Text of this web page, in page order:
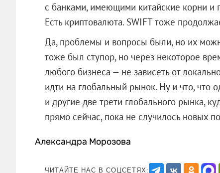
с банками, имеющими китайские корни и
Есть криптовалюта. SWIFT тоже
Да, проблемы и вопросы были, но их
тоже был ступор, но через некоторое
любого бизнеса — не зависеть от
идти на глобальный рынок. Ну и что, что
и другие две трети глобального рынка,
прямо сейчас, пока не случилось
Александра Морозова
ЧИТАЙТЕ НАС В СОЦСЕТЯХ: